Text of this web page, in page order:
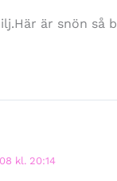
är snön så
kl. 20:14